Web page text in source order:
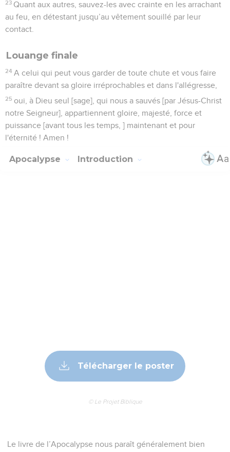
23 Quant aux autres, sauvez-les avec crainte en les arrachant
au feu, en détestant jusqu’au vêtement souillé par leur
contact.
Louange finale
24 A celui qui peut vous garder de toute chute et vous faire
paraître devant sa gloire irréprochables et dans l'allégresse,
25 oui, à Dieu seul [sage], qui nous a sauvés [par Jésus-Christ
notre Seigneur], appartiennent gloire, majesté, force et
puissance [avant tous les temps, ] maintenant et pour
l'éternité ! Amen !
Apocalypse Introduction
Télécharger le poster
© Le Projet Biblique
Le livre de l’Apocalypse nous paraît généralement bien